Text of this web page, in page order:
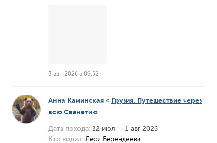
3 авг. 2026 в 09:52
Анна Каминская « Грузия. Путешествие через
всю Сванетию
Дата похода: 22 июл — 1 авг 2026
Кто водил: Леся Берендеева